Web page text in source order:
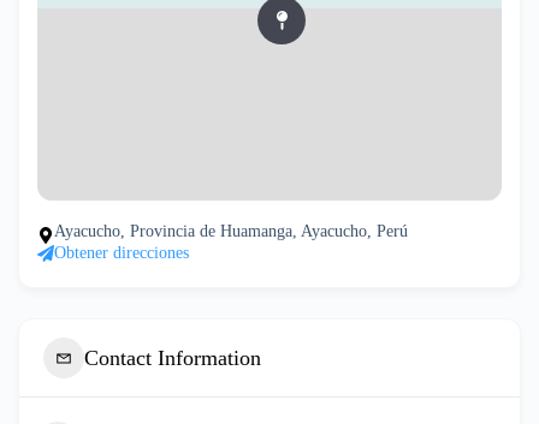
Ayacucho, Provincia de Huamanga, Ayacucho, Perú
Obtener direcciones
Contact Information